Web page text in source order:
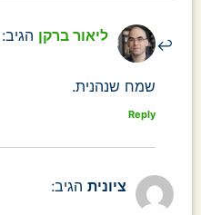
ליאור ברקן הגיב:
שמח שנהנית.
Reply
ציונית הגיב: